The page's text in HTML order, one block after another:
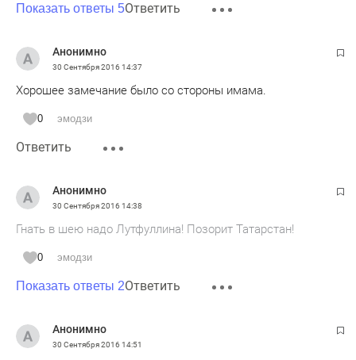
Показать ответы 5Ответить
Анонимно
30 Сентября 2016 14:37
Хорошее замечание было со стороны имама.
0 эмодзи
Ответить
Анонимно
30 Сентября 2016 14:38
Гнать в шею надо Лутфуллина! Позорит Татарстан!
0 эмодзи
Показать ответы 2Ответить
Анонимно
30 Сентября 2016 14:51